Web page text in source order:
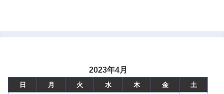
2023年4月
日 月 火 水 木 金
土